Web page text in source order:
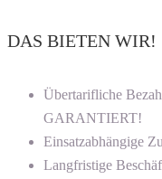
DAS BIETEN WIR!
Übertarifliche
GARANTIERT!
Einsatzabhängige
Langfristige